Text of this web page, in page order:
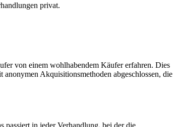
privat.
von einem wohlhabendem Käufer erfahren. Dies
Akquisitionsmethoden abgeschlossen, die